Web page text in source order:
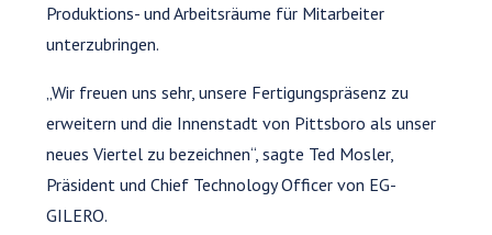
Produktions- und Arbeitsräume für Mitarbeiter
unterzubringen.
„Wir freuen uns sehr, unsere Fertigungspräsenz zu
erweitern und die Innenstadt von Pittsboro als unser
neues Viertel zu bezeichnen“, sagte Ted Mosler,
Präsident und Chief Technology Officer von EG-
GILERO.